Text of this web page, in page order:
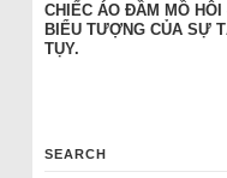
CHIẾC ÁO ĐẦM MỒ HÔI
BIỂU TƯỢNG CỦA SỰ
TỤY.
SEARCH